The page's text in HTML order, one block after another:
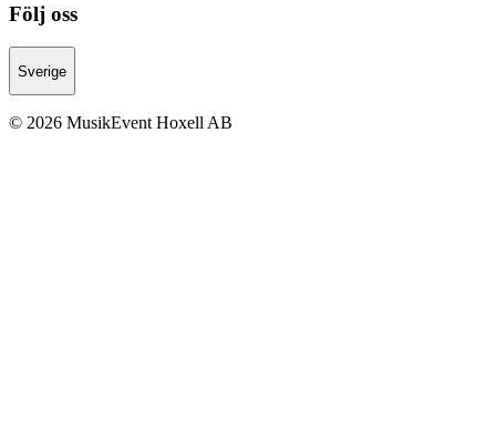
Följ oss
Sverige
© 2026 MusikEvent Hoxell AB